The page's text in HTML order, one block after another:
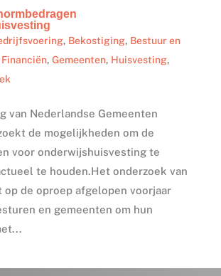
, Bekostiging, Bestuur en
Financiën, Gemeenten, Huisvesting,
van Nederlandse Gemeenten
de mogelijkheden om de
voor onderwijshuisvesting te
te houden.Het onderzoek van
op de oproep afgelopen voorjaar
en gemeenten om hun